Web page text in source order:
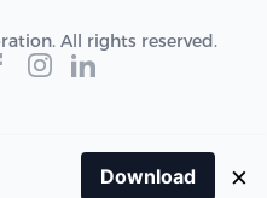
All rights reserved.
Download ×